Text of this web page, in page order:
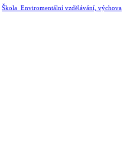
Škola_Enviromentální vzdělávání, výchova